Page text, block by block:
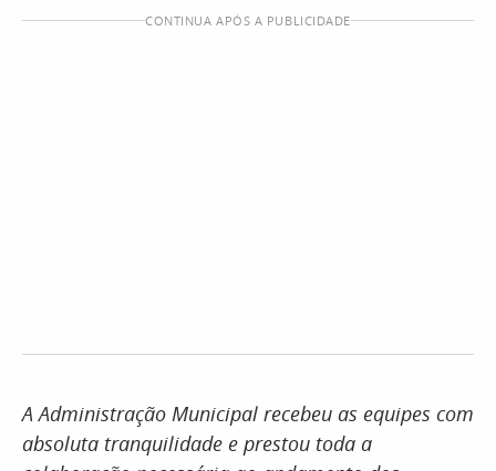
CONTINUA APÓS A PUBLICIDADE
A Administração Municipal recebeu as equipes com
absoluta tranquilidade e prestou toda a